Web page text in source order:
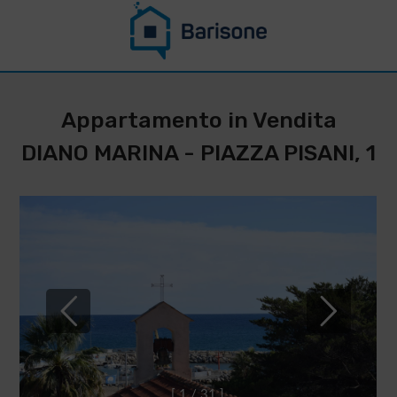
RESTARE
AGGIORNATO SU
QUESTO
IMMOBILE
IMMOBILIARE
BARISONE
TelefonoEmail
Appartamento in Vendita
DIANO MARINA - PIAZZA PISANI, 1